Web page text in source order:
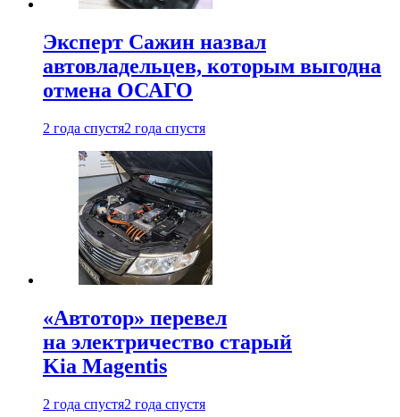
Эксперт Сажин назвал
автовладельцев, которым выгодна
отмена ОСАГО
2 года спустя2 года спустя
«Автотор» перевел
на электричество старый
Kia Magentis
2 года спустя2 года спустя